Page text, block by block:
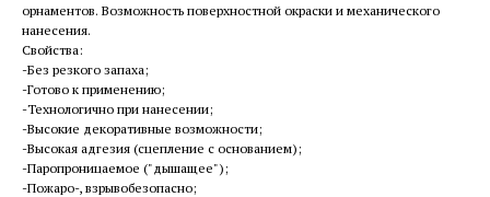
орнаментов. Возможность поверхностной окраски и механического
нанесения.
Свойства:
-Без резкого запаха;
-Готово к применению;
-Технологично при нанесении;
-Высокие декоративные возможности;
-Высокая адгезия (сцепление с основанием);
-Паропроницаемое ("дышащее");
-Пожаро-, взрывобезопасно;